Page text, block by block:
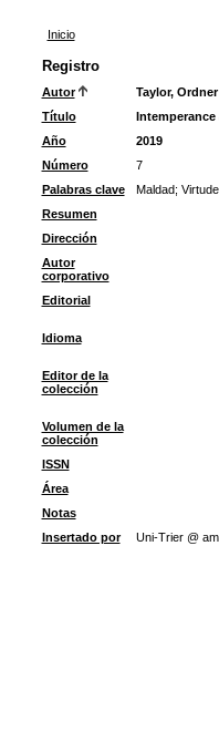
Inicio
Registro
Autor
Taylor, Ordner
Título
Año
2019
Número
7
Palabras clave
Maldad;
Resumen
Dirección
Autor
corporativo
Editorial
Idioma
Editor de la
colección
Volumen de la
colección
ISSN
Área
Notas
Insertado por
Uni-Trier @